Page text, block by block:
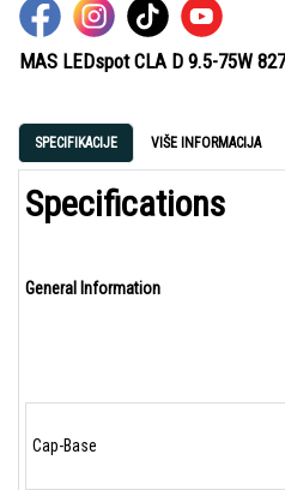
MAS LEDspot CLA D 9.5-75W
SPECIFIKACIJE VIŠE INFORMACIJA
Specifications
General Information
Cap-Base